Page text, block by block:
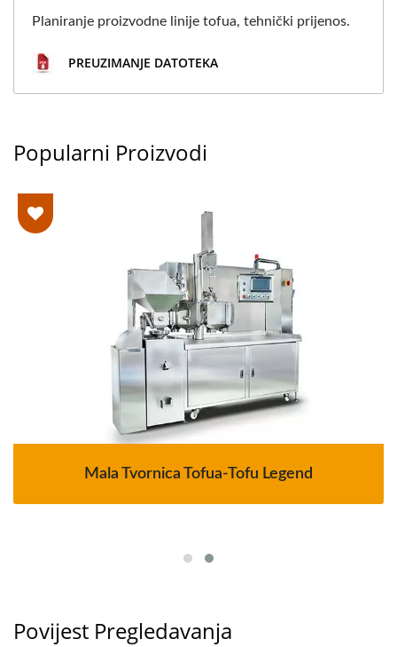
Planiranje proizvodne linije tofua, tehnički prijenos.
PREUZIMANJE DATOTEKA
Popularni Proizvodi
Mala Tvornica Tofua-Tofu Legend
Povijest Pregledavanja